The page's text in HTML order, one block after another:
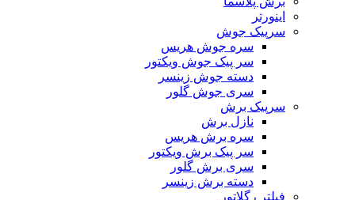
اینورتر
سرپیک جوش
سره جوش هریس
سر پیک جوش ویکتور
دسته جوش زینسر
سری جوش گلور
سرپیک برش
نازل برش
سره برش هریس
سر پیک برش ویکتور
سری برش گلور
دسته برش زینسر
فیلتر رگلاتور